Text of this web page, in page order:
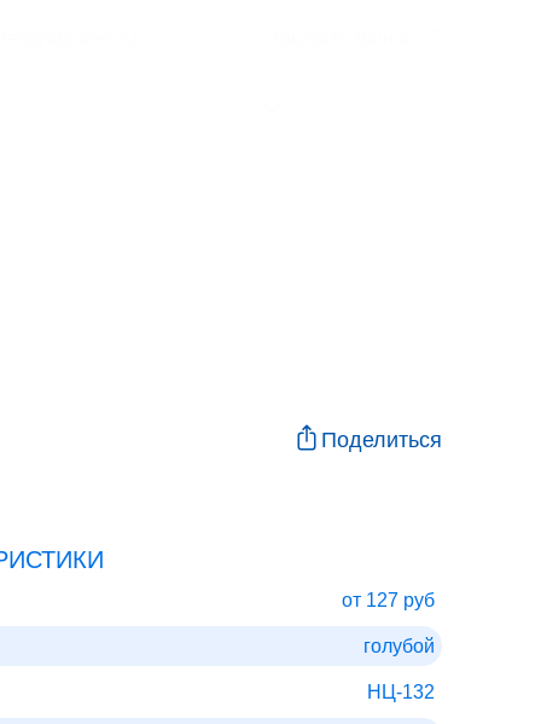
Поделиться
от 127 руб
голубой
НЦ-132